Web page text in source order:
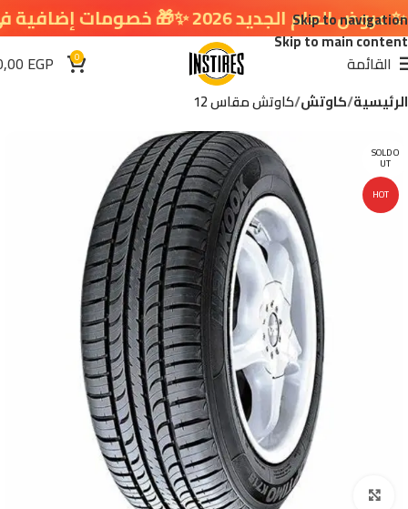
Skip to navigation
Skip to main content
القائمة 0
EGP
الرئيسية كاوتش كاوتش مقاس 12
SOLD O
UT
HOT
اضغط للتكبير
2026 ✨🎁 خصومات إضافية في سلة التسوق 🔥